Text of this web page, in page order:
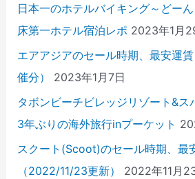
日本一のホテルバイキング～どー
床第一ホテル宿泊レポ 2023年1月
エアアジアのセール時期、最安運
催分）
2023年1月7日
タボンビーチビレッジリゾート&ス
3年ぶりの海外旅行inプーケット
スクート(Scoot)のセール時期、最
（2022/11/23更新）
2022年11月